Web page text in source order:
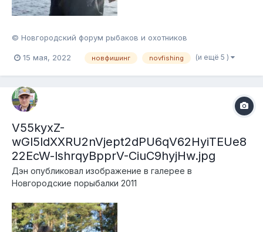
© Новгородский форум рыбаков и охотников
15 мая, 2022 новфишинг novfishing (и ещё 5 )
V55kyxZ-
wGl5ldXXRU2nVjept2dPU6qV62HyiTEUe8
22EcW-lshrqyBpprV-CiuC9hyjHw.jpg
Дэн опубликовал изображение в галерее в
Новгородские порыбалки 2011